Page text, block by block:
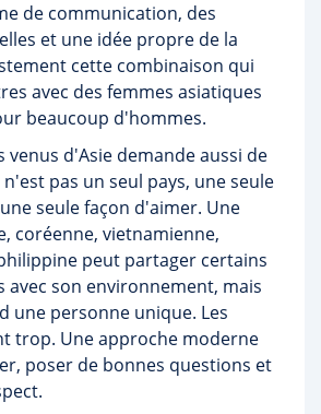
de communication, des
et une idée propre de la
cette combinaison qui
avec des femmes asiatiques
beaucoup d'hommes.
venus d'Asie demande aussi de
n'est pas un seul pays, une seule
seule façon d'aimer. Une
coréenne, vietnamienne,
peut partager certains
avec son environnement, mais
une personne unique. Les
trop. Une approche moderne
poser de bonnes questions et